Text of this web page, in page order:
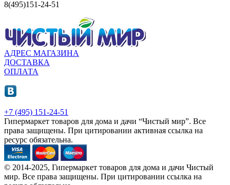
8(495)151-24-51
АДРЕС МАГАЗИНА
ДОСТАВКА
ОПЛАТА
+7 (495) 151-24-51
Гипермаркет товаров для дома и дачи “Чистый мир”. Все
права защищены. При цитировании активная ссылка на
ресурс обязательна.
© 2014-2025, Гипермаркет товаров для дома и дачи Чистый
мир. Все права защищены. При цитировании ссылка на